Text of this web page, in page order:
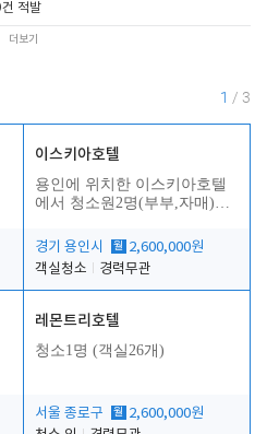
적발
더보기
1 / 3
이스키아호텔
용인에 위치한 이스키아호텔
에서 청소원2명(부부,자매)을
경기 용인시
월 2,600,000원
객실청소
경력무관
레몬트리호텔
청소1명 (객실26개)
서울 종로구 월 2,600,000원